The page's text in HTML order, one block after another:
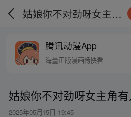
姑娘你不对劲呀女主角有几个
腾讯动漫App
海量正版漫画畅快看
姑娘你不对劲呀女主角
2025年05月15日 19:45